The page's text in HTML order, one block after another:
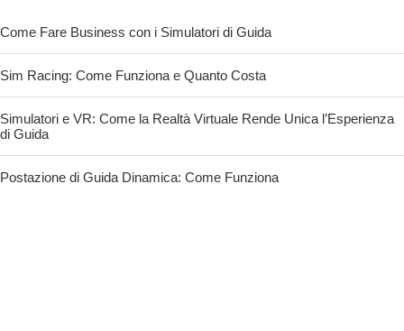
Come Fare Business con i Simulatori di Guida
Sim Racing: Come Funziona e Quanto Costa
Simulatori e VR: Come la Realtà Virtuale Rende Unica l’Esperienza
di Guida
Postazione di Guida Dinamica: Come Funziona